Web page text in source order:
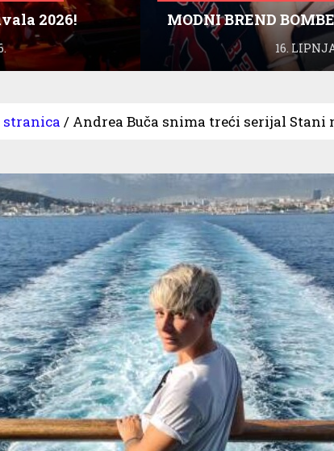
2026! MODNI BREND
16.
stranica / Andrea Buča snima treći serijal Stani